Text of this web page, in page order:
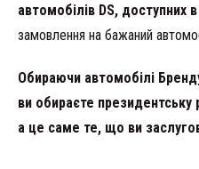
автомобілів DS, доступних в
замовлення на бажаний
Обираючи автомобілі
ви обираєте
а це саме те, що ви